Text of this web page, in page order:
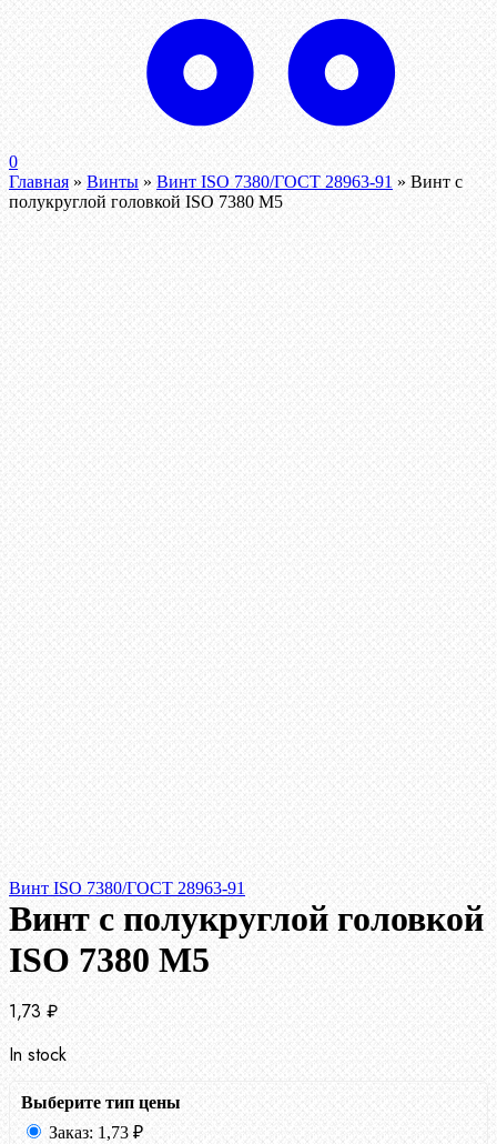
0
Главная » Винты » Винт ISO 7380/ГОСТ 28963-91 » Винт с
полукруглой головкой ISO 7380 М5
Винт ISO 7380/ГОСТ 28963-91
Винт с полукруглой головкой
ISO 7380 М5
1,73 ₽
In stock
Выберите тип цены
Заказ: 1,73 ₽